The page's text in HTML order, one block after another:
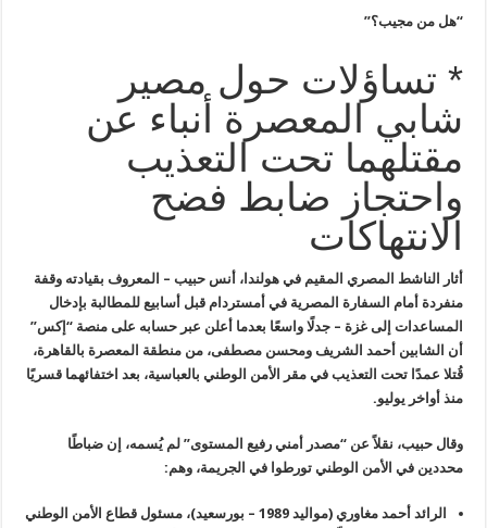
“هل من مجيب؟”
* تساؤلات حول مصير
شابي المعصرة أنباء عن
مقتلهما تحت التعذيب
واحتجاز ضابط فضح
الانتهاكات
أثار الناشط المصري المقيم في هولندا، أنس حبيب – المعروف بقيادته وقفة
منفردة أمام السفارة المصرية في أمستردام قبل أسابيع للمطالبة بإدخال
المساعدات إلى غزة – جدلًا واسعًا بعدما أعلن عبر حسابه على منصة “إكس”
أن الشابين أحمد الشريف ومحسن مصطفى، من منطقة المعصرة بالقاهرة،
قُتلا عمدًا تحت التعذيب في مقر الأمن الوطني بالعباسية، بعد اختفائهما قسريًا
منذ أواخر يوليو.
وقال حبيب، نقلاً عن “مصدر أمني رفيع المستوى” لم يُسمه، إن ضباطًا
محددين في الأمن الوطني تورطوا في الجريمة، وهم:
الرائد أحمد مغاوري (
مواليد 1989 – بورسعيد)، مسئول قطاع الأمن الوطني